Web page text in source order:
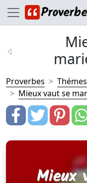
Proverbes Thémes
Mieux vaut se